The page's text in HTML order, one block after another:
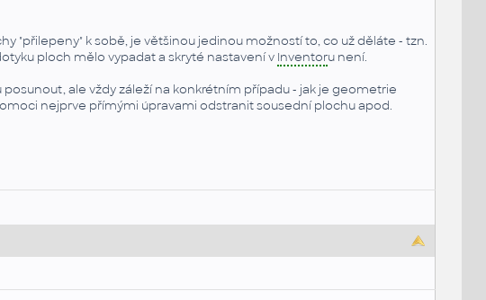
"přilepeny" k sobě, je většinou jedinou možností to, co už děláte - tzn.
ploch mělo vypadat a skryté nastavení v Inventoru není.
ale vždy záleží na konkrétním případu - jak je geometrie
nejprve přímými úpravami odstranit sousední plochu apod.